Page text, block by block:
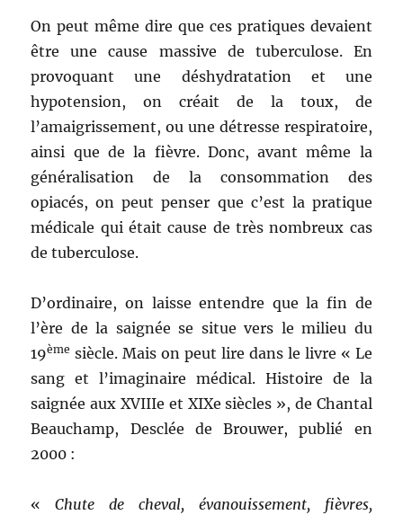
On peut même dire que ces pratiques devaient
être une cause massive de tuberculose. En
provoquant une déshydratation et une
hypotension, on créait de la toux, de
l’amaigrissement, ou une détresse respiratoire,
ainsi que de la fièvre. Donc, avant même la
généralisation de la consommation des
opiacés, on peut penser que c’est la pratique
médicale qui était cause de très nombreux cas
de tuberculose.
D’ordinaire, on laisse entendre que la fin de
l’ère de la saignée se situe vers le milieu du
19ème siècle. Mais on peut lire dans le livre « Le
sang et l’imaginaire médical. Histoire de la
saignée aux XVIIIe et XIXe siècles », de Chantal
Beauchamp, Desclée de Brouwer, publié en
2000 :
«Chute de cheval, évanouissement, fièvres,